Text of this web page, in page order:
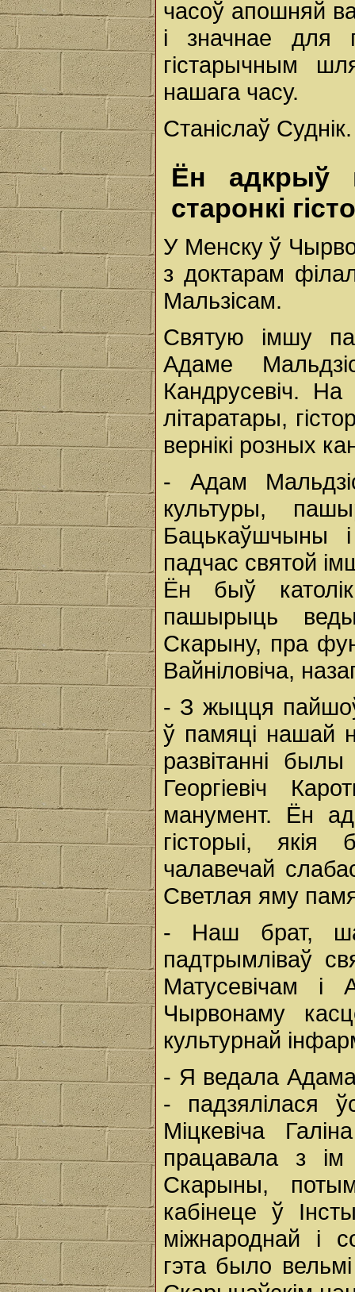
часоў апошняй
і значнае для
гістарычным
нашага часу.
Станіслаў Суднік.
Ён адкрыў
старонкі
У Менску ў
з доктарам
Мальзісам.
Святую імшу
Адаме
Кандрусевіч.
літаратары,
вернікі розных
- Адам
культуры,
Бацькаўшчыны
падчас святой
Ён быў
пашырыць
Скарыну, пра
Вайніловіча,
- З жыцця
ў памяці нашай
развітанні
Георгіевіч
манумент. Ён
гісторыі,
чалавечай
Светлая яму
- Наш брат,
падтрымліваў
Матусевічам і
Чырвонаму
культурнай
- Я ведала Адама
- падзялілася
Міцкевіча
працавала з ім
Скарыны,
кабінеце ў
міжнароднай і
гэта было